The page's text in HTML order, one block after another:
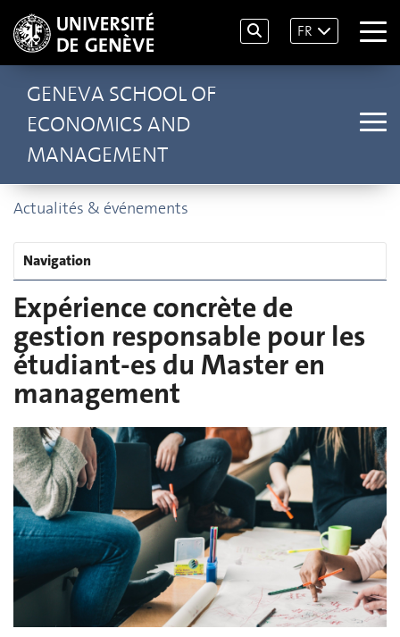
FR
GENEVA SCHOOL OF
ECONOMICS AND
MANAGEMENT
Actualités & événements
Navigation
Expérience concrète de
gestion responsable pour les
étudiant-es du Master en
management